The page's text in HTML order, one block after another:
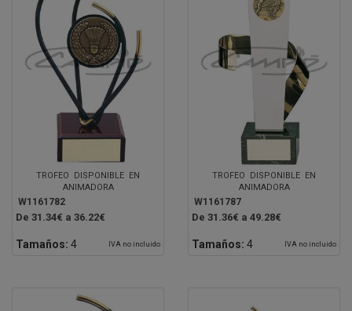
TROFEO DISPONIBLE EN
ANIMADORA
W1161782
De 31.34€ a 36.22€
Tamaños: 4 IVA no incluido
TROFEO DISPONIBLE EN
ANIMADORA
W1161787
De 31.36€ a 49.28€
Tamaños: 4 IVA no incluido